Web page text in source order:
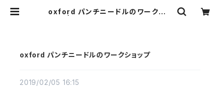
oxford パンチニードルのワークショ
oxford パンチニードルのワークショップ
2019/02/05 16:15